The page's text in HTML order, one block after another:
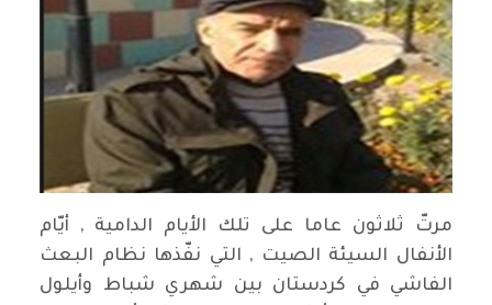
مرتّ ثلاثون عاما على تلك الأيام الدامية , أيّام
الأنفال السيئة الصيت , التي نفّذها نظام البعث
الفاشي في كردستان بين شهري شباط وأيلول